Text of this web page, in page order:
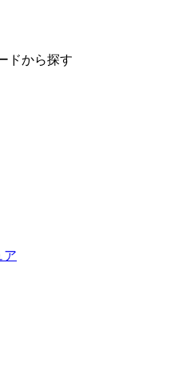
ドから探す
ア